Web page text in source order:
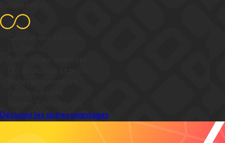
Découvrir les autres avantages